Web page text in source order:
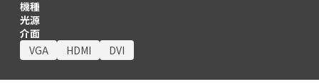
機種
光源
介面
VGA
HDMI DVI